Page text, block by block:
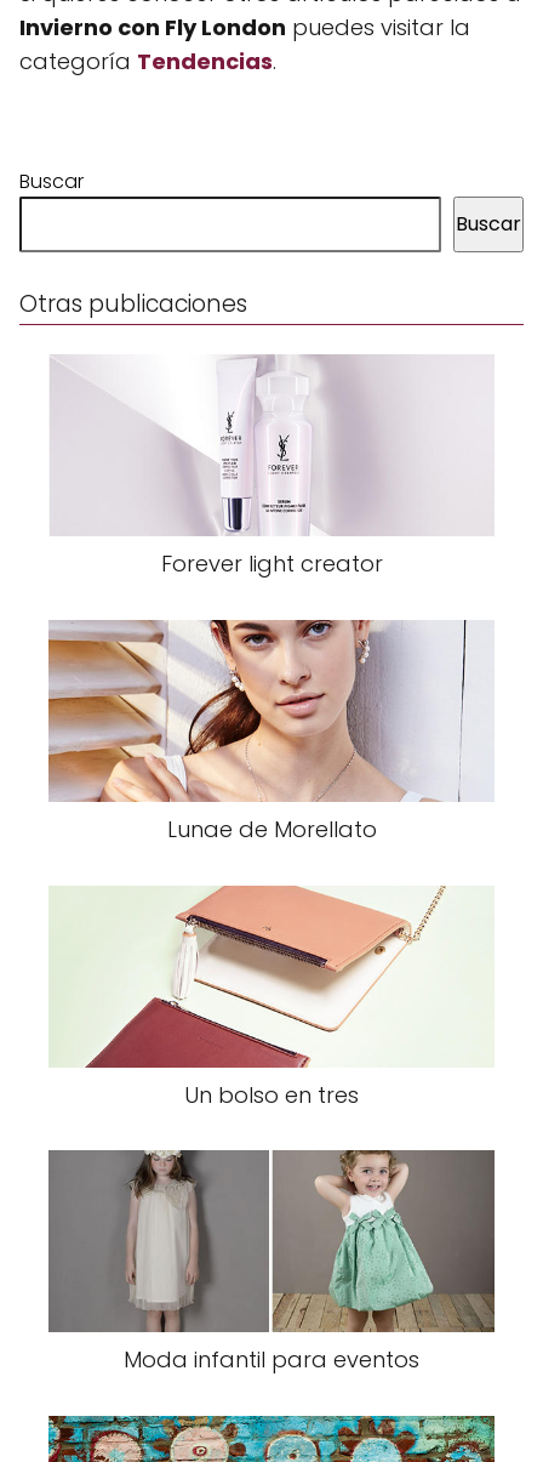
Invierno con Fly London puedes visitar la
categoría Tendencias.
Buscar
Buscar
Otras publicaciones
Forever light creator
Lunae de Morellato
Un bolso en tres
Moda infantil para eventos